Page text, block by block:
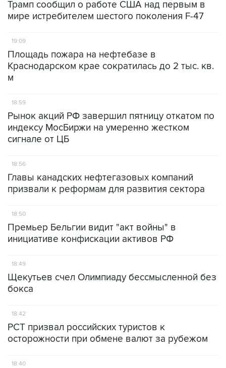
Трамп сообщил о работе США над первым в
мире истребителем шестого поколения F-47
19:09
Площадь пожара на нефтебазе в
Краснодарском крае сократилась до 2 тыс. кв.
м
18:59
Рынок акций РФ завершил пятницу откатом по
индексу МосБиржи на умеренно жестком
сигнале от ЦБ
18:56
Главы канадских нефтегазовых компаний
призвали к реформам для развития сектора
18:50
Премьер Бельгии видит "акт войны" в
инициативе конфискации активов РФ
18:49
Щекутьев счел Олимпиаду бессмысленной без
бокса
18:42
РСТ призвал российских туристов к
осторожности при обмене валют за рубежом
18:40